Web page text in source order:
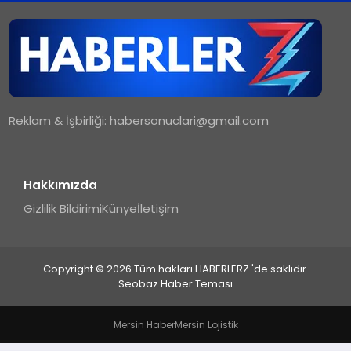
TEKNOLOJI
Reklam & İşbirliği:habersonuclari@gmail.com
Hakkımızda
Gizlilik BildirimiKünyeİletişim
Copyright © 2026 Tüm hakları HABERLERZ 'de saklıdır.
Seobaz Haber Teması
Mersin HaberMersin Lojistik